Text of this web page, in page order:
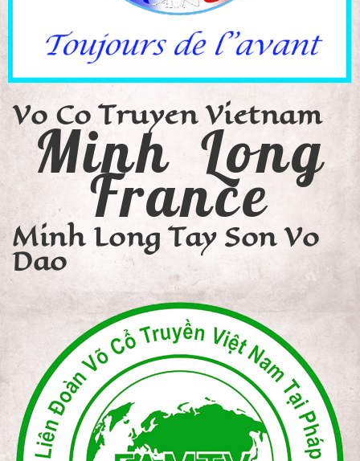
Vo Co Truyen Vietnam
Minh Long
France
Minh Long Tay Son Vo
Dao